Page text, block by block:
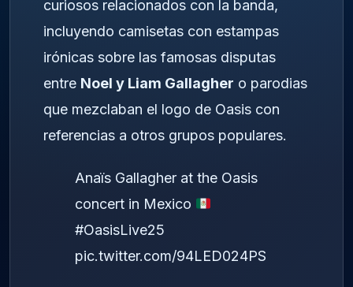
curiosos relacionados con la banda,
incluyendo camisetas con estampas
irónicas sobre las famosas disputas
entre Noel y Liam Gallagher o parodias
que mezclaban el logo de Oasis con
referencias a otros grupos populares.
Anaïs Gallagher at the Oasis
concert in Mexico
#OasisLive25
pic.twitter.com/94LED024PS